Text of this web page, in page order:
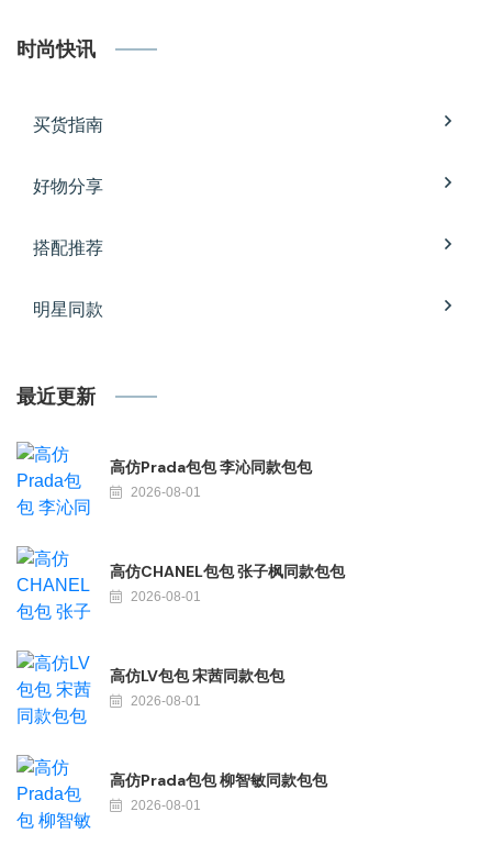
时尚快讯
买货指南
好物分享
搭配推荐
明星同款
最近更新
高仿Prada包包 李沁同款包包
2026-08-01
高仿CHANEL包包 张子枫同款包包
2026-08-01
高仿LV包包 宋茜同款包包
2026-08-01
高仿Prada包包 柳智敏同款包包
2026-08-01